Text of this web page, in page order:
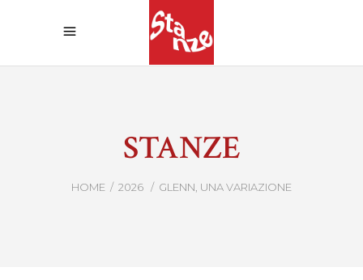
STANZE
HOME / 2026 / GLENN, UNA VARIAZIONE